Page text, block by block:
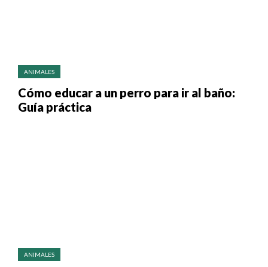
ANIMALES
Cómo educar a un perro para ir al baño:
Guía práctica
ANIMALES